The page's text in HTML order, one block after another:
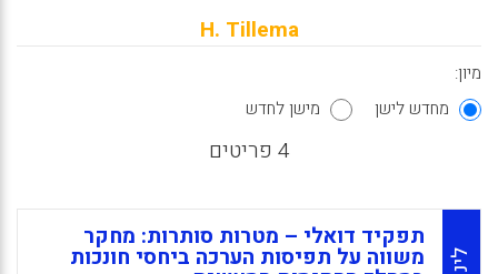
H. Tillema
מיון:
מחדש לישן
מישן לחדש
4 פריטים
תפקיד דואלי – מטרות סותרות: מחקר
משווה על תפיסות הערכה ביחסי חונכות